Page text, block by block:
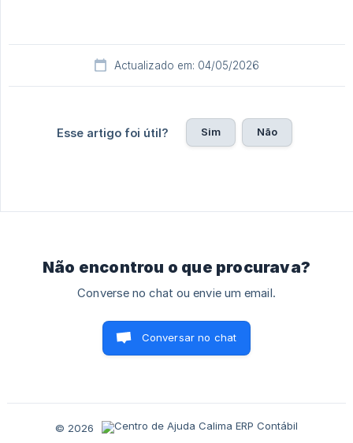
Actualizado em: 04/05/2026
Esse artigo foi útil? Sim Não
Não encontrou o que procurava?
Converse no chat ou envie um email.
Conversar no chat
© 2026